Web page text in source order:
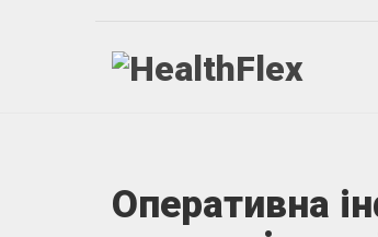
Оперативна